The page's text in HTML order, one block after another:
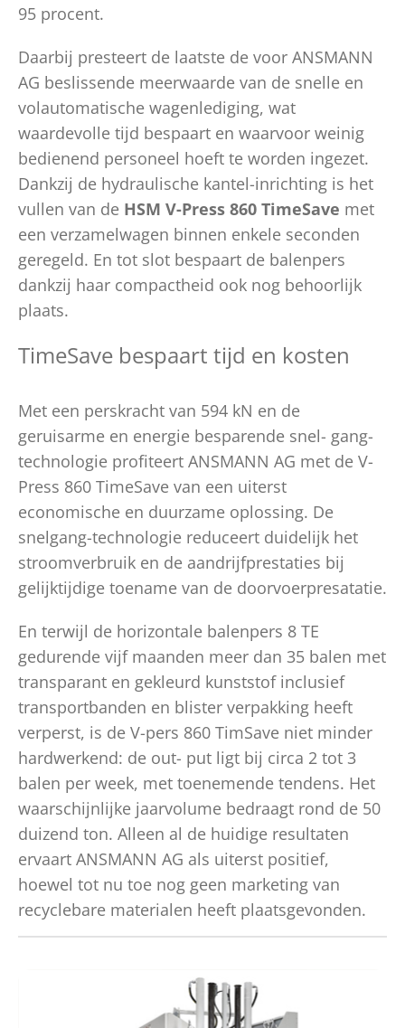
95 procent.
Daarbij presteert de laatste de voor ANSMANN
AG beslissende meerwaarde van de snelle en
volautomatische wagenlediging, wat
waardevolle tijd bespaart en waarvoor weinig
bedienend personeel hoeft te worden ingezet.
Dankzij de hydraulische kantel-inrichting is het
vullen van de HSM V-Press 860 TimeSave met
een verzamelwagen binnen enkele seconden
geregeld. En tot slot bespaart de balenpers
dankzij haar compactheid ook nog behoorlijk
plaats.
TimeSave bespaart tijd en kosten
Met een perskracht van 594 kN en de
geruisarme en energie besparende snel- gang-
technologie profiteert ANSMANN AG met de V-
Press 860 TimeSave van een uiterst
economische en duurzame oplossing. De
snelgang-technologie reduceert duidelijk het
stroomverbruik en de aandrijfprestaties bij
gelijktijdige toename van de doorvoerpresatatie.
En terwijl de horizontale balenpers 8 TE
gedurende vijf maanden meer dan 35 balen met
transparant en gekleurd kunststof inclusief
transportbanden en blister verpakking heeft
verperst, is de V-pers 860 TimSave niet minder
hardwerkend: de out- put ligt bij circa 2 tot 3
balen per week, met toenemende tendens. Het
waarschijnlijke jaarvolume bedraagt rond de 50
duizend ton. Alleen al de huidige resultaten
ervaart ANSMANN AG als uiterst positief,
hoewel tot nu toe nog geen marketing van
recyclebare materialen heeft plaatsgevonden.